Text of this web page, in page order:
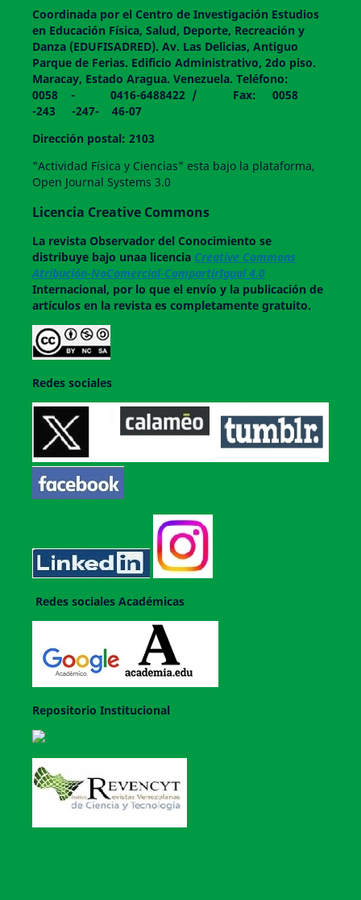
Coordinada por el Centro de Investigación Estudios
en Educación Física, Salud, Deporte, Recreación y
Danza (EDUFISADRED). Av. Las Delicias, Antiguo
Parque de Ferias. Edificio Administrativo, 2do piso.
Maracay, Estado Aragua. Venezuela. Teléfono:
0058 - 0416-6488422 / Fax: 0058
-243 -247- 46-07
Dirección postal: 2103
"Actividad Física y Ciencias" esta bajo la plataforma,
Open Journal Systems 3.0
Licencia Creative Commons
La revistaObservador del Conocimiento se
distribuye bajo unaa licencia Creative Commons
Atribución-NoComercial-CompartirIgual 4.0
Internacional, por lo que el envío y la publicación de
artículos en la revista es completamente gratuito.
Redes sociales
Redes sociales Académicas
Repositorio Institucional